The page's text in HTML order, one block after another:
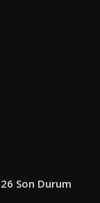
Son Durum